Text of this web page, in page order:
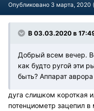
Опубликовано 3 марта, 2020
В 03.03.2020 в
Добрый всем вечер.
как будто ругой эти
быть? Аппарат
дуга слишком короткая
потенциометр зацепил